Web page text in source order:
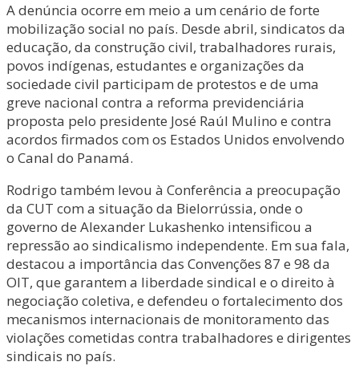
A denúncia ocorre em meio a um cenário de forte
mobilização social no país. Desde abril, sindicatos da
educação, da construção civil, trabalhadores rurais,
povos indígenas, estudantes e organizações da
sociedade civil participam de protestos e de uma
greve nacional contra a reforma previdenciária
proposta pelo presidente José Raúl Mulino e contra
acordos firmados com os Estados Unidos envolvendo
o Canal do Panamá.
Rodrigo também levou à Conferência a preocupação
da CUT com a situação da Bielorrússia, onde o
governo de Alexander Lukashenko intensificou a
repressão ao sindicalismo independente. Em sua fala,
destacou a importância das Convenções 87 e 98 da
OIT, que garantem a liberdade sindical e o direito à
negociação coletiva, e defendeu o fortalecimento dos
mecanismos internacionais de monitoramento das
violações cometidas contra trabalhadores e dirigentes
sindicais no país.